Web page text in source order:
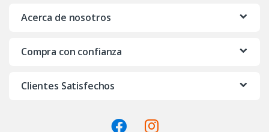
Acerca de nosotros
Compra con confianza
Clientes Satisfechos